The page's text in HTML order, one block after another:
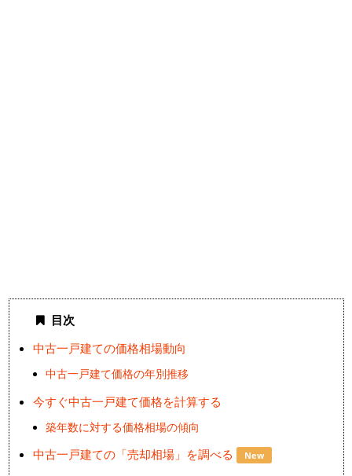
目次
中古一戸建ての価格相場動向
中古一戸建て価格の年別推移
今すぐ中古一戸建て価格を計算する
築年数に対する価格相場の傾向
中古一戸建ての「売却相場」を調べる New